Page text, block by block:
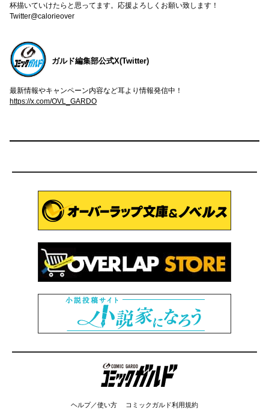
杯描いていけたらと思ってます。応援よろしくお願い致します！
Twitter@calorieover
ガルド編集部公式X(Twitter)
最新情報やキャンペーン内容など耳より情報発信中！
https://x.com/OVL_GARDO
コミックガルド
ヘルプ／使い方 コミックガルド利用規約